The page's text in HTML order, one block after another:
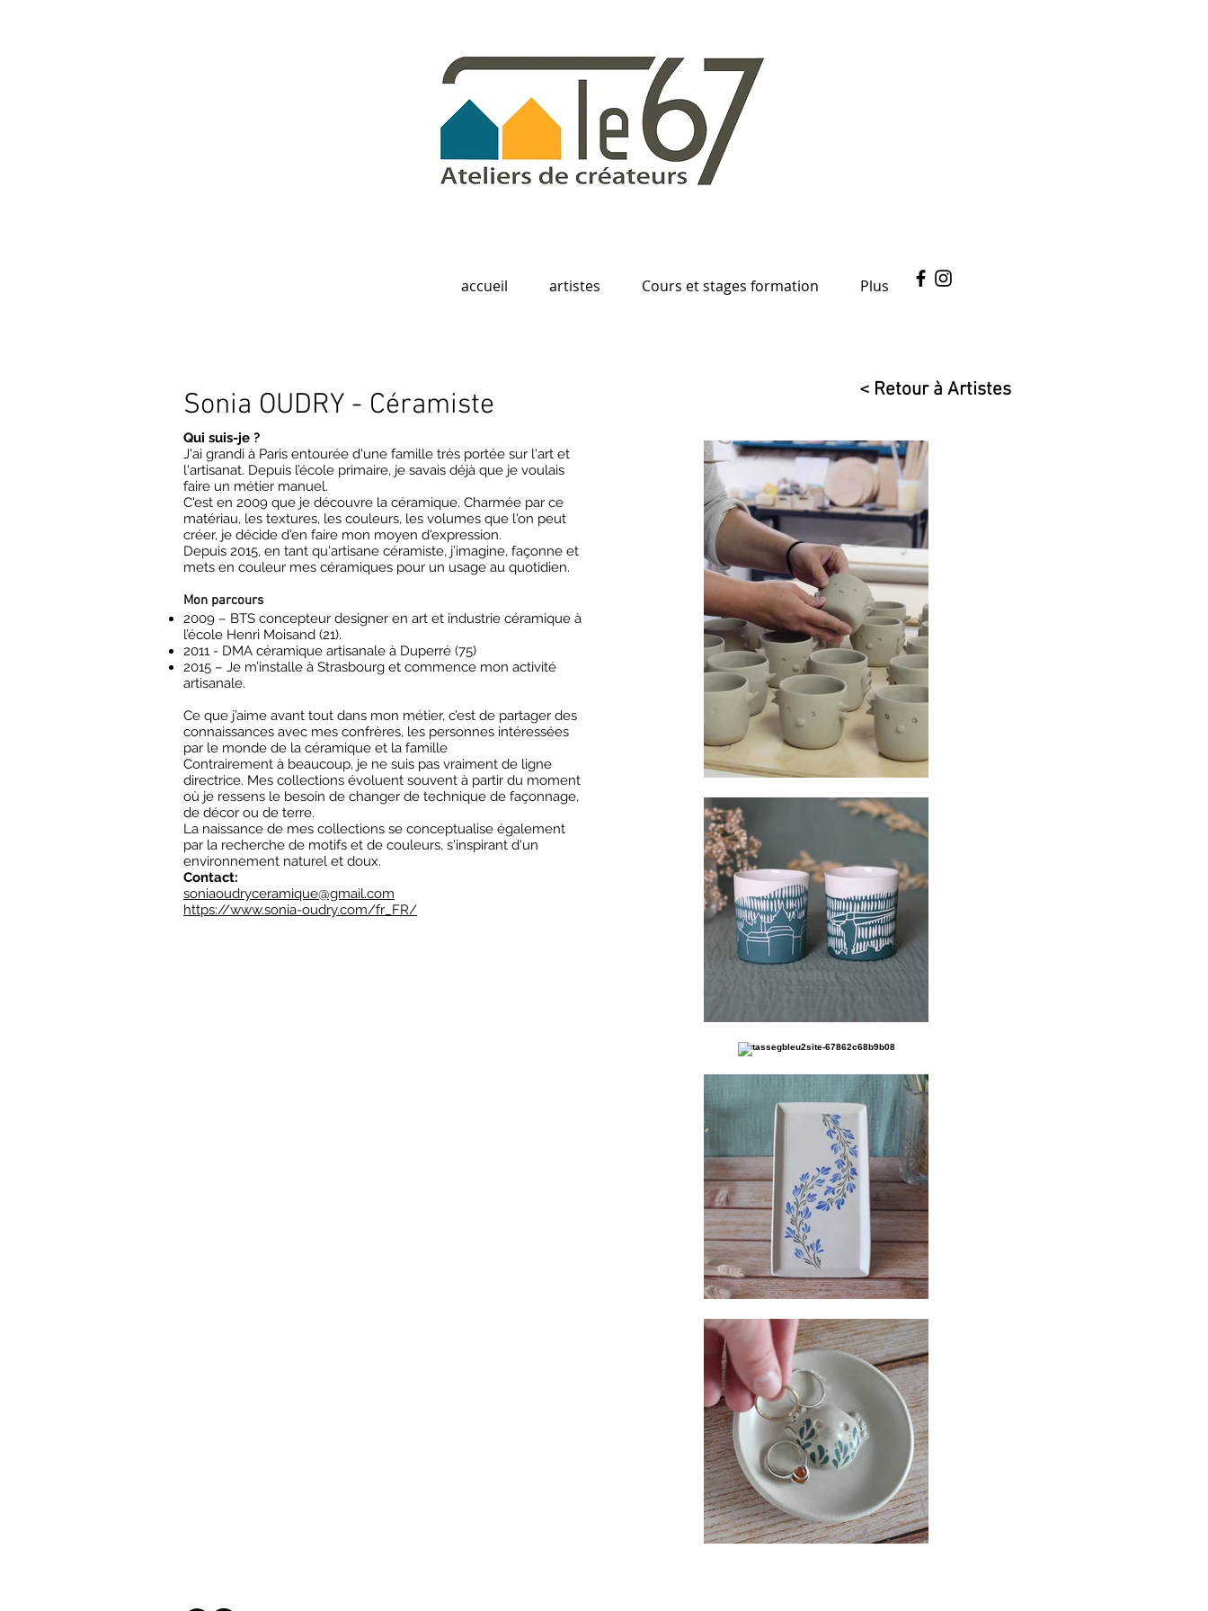
accueil artistes Cours et stages formation Plus
Sonia OUDRY - Céramiste < Retour à Artistes
Qui suis-je ?
J'ai grandi à Paris entourée d'une famille très portée sur l'art et
l'artisanat. Depuis l’école primaire, je savais déjà que je voulais
faire un métier manuel.
C'est en 2009 que je découvre la céramique. Charmée par ce
matériau, les textures, les couleurs, les volumes que l'on peut
créer, je décide d'en faire mon moyen d'expression.
Depuis 2015, en tant qu'artisane céramiste, j’imagine, façonne et
mets en couleur mes céramiques pour un usage au quotidien.
Mon parcours
2009 – BTS concepteur designer en art et industrie céramique à
l’école Henri Moisand (21).
2011 - DMA céramique artisanale à Duperré (75)
2015 – Je m’installe à Strasbourg et commence mon activité
artisanale.
Ce que j’aime avant tout dans mon métier, c’est de partager des
connaissances avec mes confrères, les personnes intéressées
par le monde de la céramique et la famille
Contrairement à beaucoup, je ne suis pas vraiment de ligne
directrice. Mes collections évoluent souvent à partir du moment
où je ressens le besoin de changer de technique de façonnage,
de décor ou de terre.
La naissance de mes collections se conceptualise également
par la recherche de motifs et de couleurs, s'inspirant d'un
environnement naturel et doux.
Contact:
soniaoudryceramique@gmail.com
https://www.sonia-oudry.com/fr_FR/